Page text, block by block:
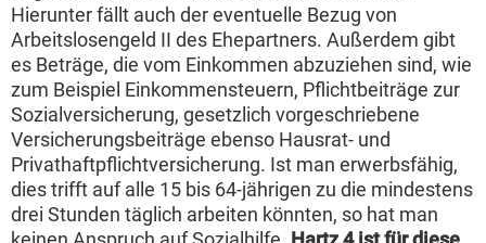
Hierunter fällt auch der eventuelle Bezug von
Arbeitslosengeld II des Ehepartners. Außerdem gibt
es Beträge, die vom Einkommen abzuziehen sind, wie
zum Beispiel Einkommensteuern, Pflichtbeiträge zur
Sozialversicherung, gesetzlich vorgeschriebene
Versicherungsbeiträge ebenso Hausrat- und
Privathaftpflichtversicherung. Ist man erwerbsfähig,
dies trifft auf alle 15 bis 64-jährigen zu die mindestens
drei Stunden täglich arbeiten könnten, so hat man